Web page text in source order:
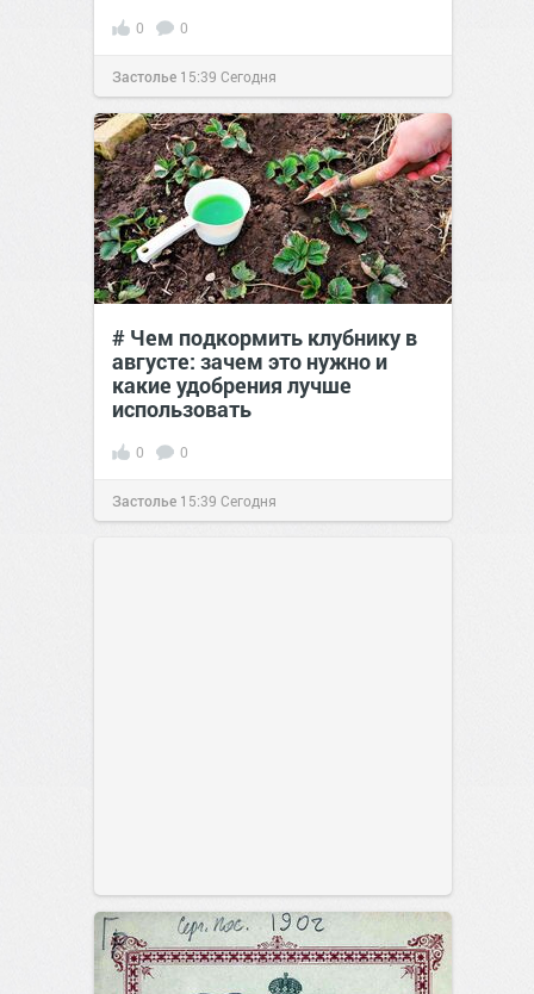
0 0
Застолье 15:39 Сегодня
# Чем подкормить клубнику в
августе: зачем это нужно и
какие удобрения лучше
использовать
0 0
Застолье 15:39 Сегодня